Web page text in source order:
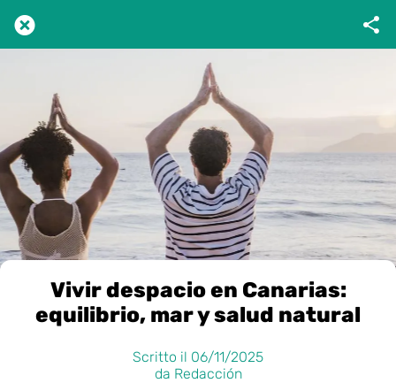
Vivir despacio en Canarias:
equilibrio, mar y salud natural
Scritto il 06/11/2025
da Redacción